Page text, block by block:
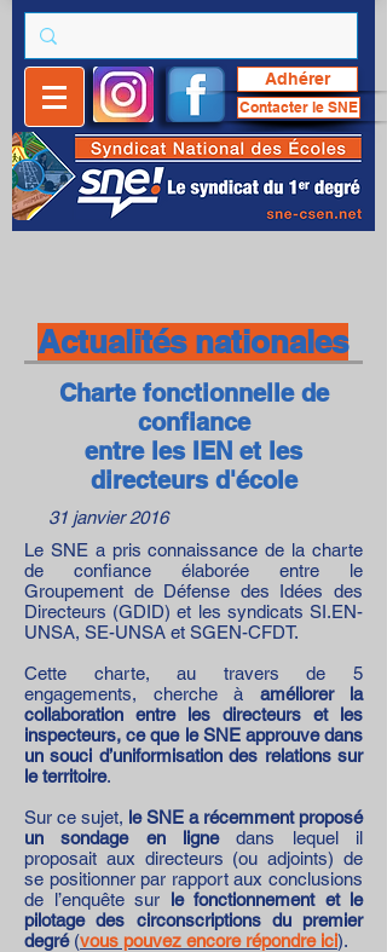
Adhérer
Contacter le SNE
Actualités nationales
Charte fonctionnelle de
confiance
entre les IEN et les
directeurs d'école
31 janvier 2016
Le SNE a pris connaissance de la charte
de confiance élaborée entre le
Groupement de Défense des Idées des
Directeurs (GDID) et les syndicats SI.EN-
UNSA, SE-UNSA et SGEN-CFDT.
Cette charte, au travers de 5
engagements, cherche à améliorer la
collaboration entre les directeurs et les
inspecteurs, ce que le SNE approuve dans
un souci d’uniformisation des relations sur
le territoire.
Sur ce sujet, le SNE a récemment proposé
un sondage en lignedans lequel il
proposait aux directeurs (ou adjoints) de
se positionner par rapport aux conclusions
de l’enquête sur le fonctionnement et le
pilotage des circonscriptions du premier
degré(vous pouvez encore répondre ici).